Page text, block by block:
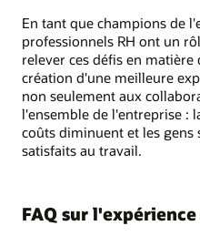
En tant que champions de
professionnels RH ont un
relever ces défis en
création d'une meilleure
non seulement aux
l'ensemble de l'entreprise :
coûts diminuent et les
satisfaits au travail.
FAQ sur